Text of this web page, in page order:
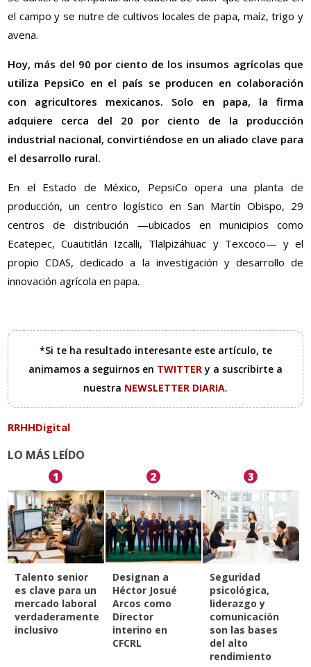
el campo y se nutre de cultivos locales de papa, maíz, trigo y
avena.
Hoy, más del 90 por ciento de los insumos agrícolas que
utiliza PepsiCo en el país se producen en colaboración
con agricultores mexicanos. Solo en papa, la firma
adquiere cerca del 20 por ciento de la producción
industrial nacional, convirtiéndose en un aliado clave para
el desarrollo rural.
En el Estado de México, PepsiCo opera una planta de
producción, un centro logístico en San Martín Obispo, 29
centros de distribución —ubicados en municipios como
Ecatepec, Cuautitlán Izcalli, Tlalpizáhuac y Texcoco— y el
propio CDAS, dedicado a la investigación y desarrollo de
innovación agrícola en papa.
*Si te ha resultado interesante este artículo, te
animamos a seguirnos en TWITTERy a suscribirte a
nuestra NEWSLETTER DIARIA.
RRHHDigital
LO MÁS LEÍDO
1
Talento senior
es clave para un
mercado laboral
verdaderamente
inclusivo
2
Designan a
Héctor Josué
Arcos como
Director
interino en
CFCRL
3
Seguridad
psicológica,
liderazgo y
comunicación
son las bases
del alto
rendimiento